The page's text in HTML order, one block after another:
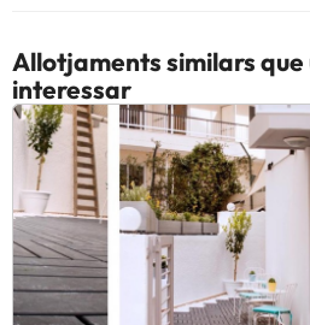
Allotjaments similars que
interessar